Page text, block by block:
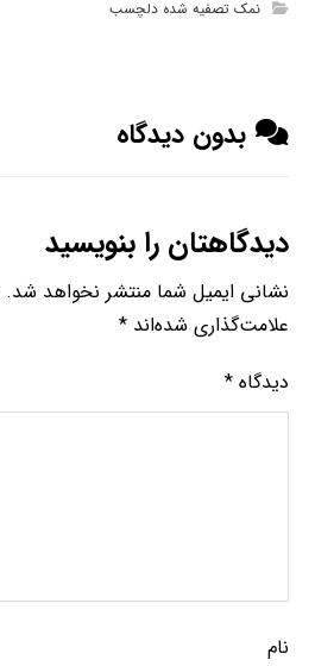
نمک تصفیه شده دلچسب
بدون دیدگاه
دیدگاهتان را بنویسید
نشانی ایمیل شما منتشر نخواهد شد.
علامت‌گذاری شده‌اند*
دیدگاه*
نام